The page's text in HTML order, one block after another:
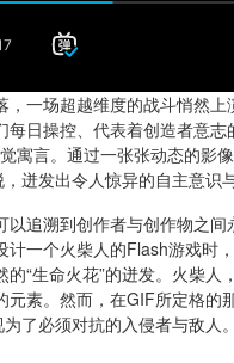
，一场超越维度的战斗悄然
每日操控、代表着创造者意
觉寓言。通过一张张动态的
迸发出令人惊异的自主意识
以追溯到创作者与创作物之
计一个火柴人的Flash游戏时
的“生命火花”的迸发。火柴
元素。然而，在GIF所定格
为了必须对抗的入侵者与敌